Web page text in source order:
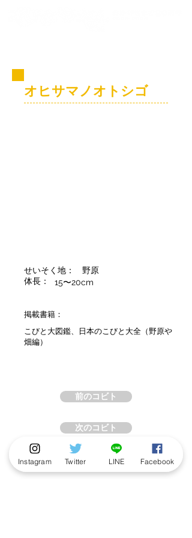
オヒサマノオトシゴ
せいそく地：
野原
体長：
15〜20cm
掲載書籍：
こびと大図鑑、日本のこびと大全（野原や
畑編）
前のコビト
次のコビト
Instagram Twitter LINE Facebook